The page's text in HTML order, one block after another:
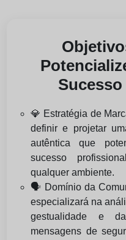
💎 Estratégia de
definir e projetar
autêntica que
sucesso
qualquer ambiente.
🗣️ Domínio da
especializará na
gestualidade e
mensagens de